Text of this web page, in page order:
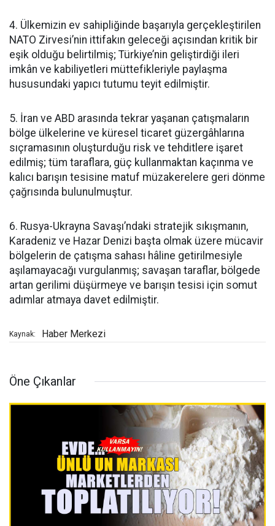
4. Ülkemizin ev sahipliğinde başarıyla gerçekleştirilen
NATO Zirvesi’nin ittifakın geleceği açısından kritik bir
eşik olduğu belirtilmiş; Türkiye’nin geliştirdiği ileri
imkân ve kabiliyetleri müttefikleriyle paylaşma
hususundaki yapıcı tutumu teyit edilmiştir.
5. İran ve ABD arasında tekrar yaşanan çatışmaların
bölge ülkelerine ve küresel ticaret güzergâhlarına
sıçramasının oluşturduğu risk ve tehditlere işaret
edilmiş; tüm taraflara, güç kullanmaktan kaçınma ve
kalıcı barışın tesisine matuf müzakerelere geri dönme
çağrısında bulunulmuştur.
6. Rusya-Ukrayna Savaşı’ndaki stratejik sıkışmanın,
Karadeniz ve Hazar Denizi başta olmak üzere mücavir
bölgelerin de çatışma sahası hâline getirilmesiyle
aşılamayacağı vurgulanmış; savaşan taraflar, bölgede
artan gerilimi düşürmeye ve barışın tesisi için somut
adımlar atmaya davet edilmiştir.
Kaynak: Haber Merkezi
Öne Çıkanlar